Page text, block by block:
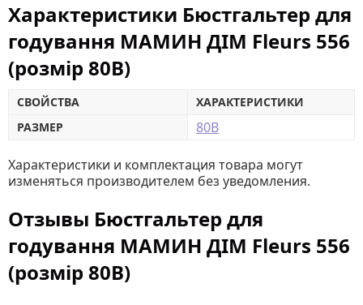
Характеристики Бюстгальтер для
годування МАМИН ДІМ Fleurs 556
(розмір 80B)
СВОЙСТВА
ХАРАКТЕРИСТИКИ
РАЗМЕР
80B
Характеристики и комплектация товара могут
изменяться производителем без уведомления.
Отзывы Бюстгальтер для
годування МАМИН ДІМ Fleurs 556
(розмір 80B)